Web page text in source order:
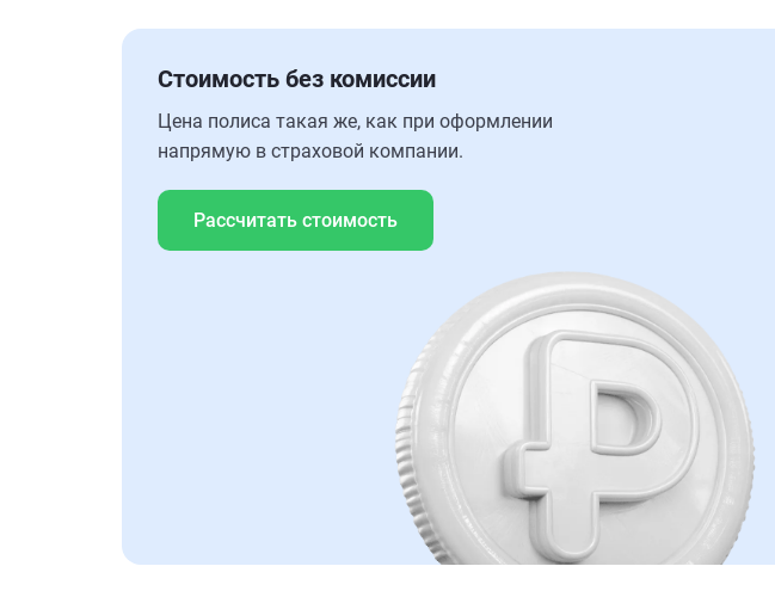
Стоимость без комиссии
Цена полиса такая же, как при оформлении
напрямую в страховой компании.
Рассчитать стоимость